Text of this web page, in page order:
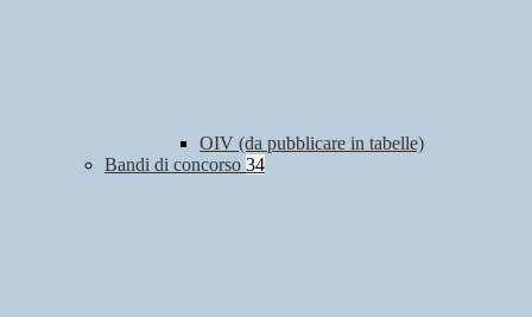
OIV (da pubblicare in tabelle)
Bandi di concorso 34